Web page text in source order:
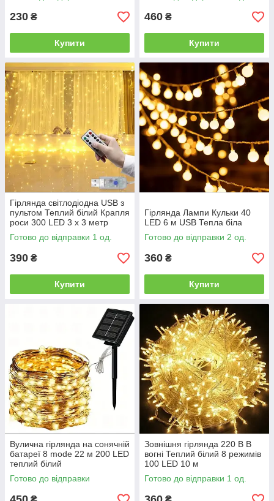
230 ₴
Купити
460 ₴
Купити
Гірлянда світлодіодна USB з
пультом Теплий білий Крапля
роси 300 LED 3 х 3 метр
Готово до відправки 1 од.
390 ₴
Купити
Гірлянда Лампи Кульки 40
LED 6 м USB Тепла біла
Готово до відправки 2 од.
360 ₴
Купити
Вулична гірлянда на сонячній
батареї 8 mode 22 м 200 LED
теплий білий
Готово до відправки
Зовнішня гірлянда 220 В В
вогні Теплий білий 8 режимів
100 LED 10 м
Готово до відправки 1 од.